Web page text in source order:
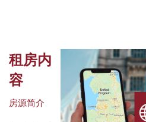
租房内
容
房源简介